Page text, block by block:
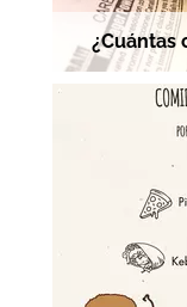
¿Cuántas